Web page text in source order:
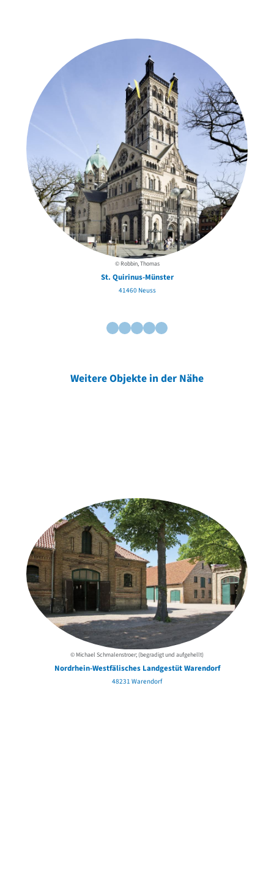
© Robbin, Thomas
St. Quirinus-Münster
41460 Neuss
Weitere Objekte in der Nähe
© Michael Schmalenstroer; (begradigt und aufgehellt)
Nordrhein-Westfälisches Landgestüt Warendorf
48231 Warendorf